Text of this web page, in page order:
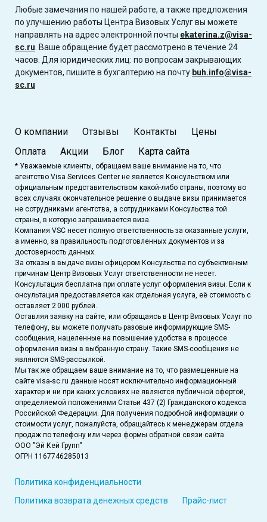
Любые замечания по нашей работе, а также предложения
по улучшению работы Центра Визовых Услуг вы можете
направлять на адрес электронной почты ekaterina.z@visa-
sc.ru . Ваше обращение будет рассмотрено в течение 24
часов. Для юридических лиц: по вопросам закрывающих
документов, пишите в бухгалтерию на почту buh.info@visa-
sc.ru
О компании Отзывы Контакты
Цены
Оплата
Акции Блог Карта сайта
* Уважаемые клиенты, обращаем ваше внимание на то, что
агентство Visa Services Center не является Консульством или
официальным представительством какой-либо страны, поэтому во
всех случаях окончательное решение о выдаче визы принимается
не сотрудниками агентства, а сотрудниками Консульства той
страны, в которую запрашивается виза.
Компания VSC несет полную ответственность за оказанные услуги,
а именно, за правильность подготовленных документов и за
достоверность данных.
За отказы в выдаче визы офицером Консульства по субъективным
причинам Центр Визовых Услуг ответственности не несет.
Консультация бесплатна при оплате услуг оформления визы. Если к
онсультация предоставляется как отдельная услуга, её стоимость с
оставляет 2 000 рублей.
Оставляя заявку на сайте, или обращаясь в Центр Визовых Услуг по
телефону, вы можете получать разовые информирующие SMS-
сообщения, нацеленные на повышение удобства в процессе
оформления визы в выбранную страну. Такие SMS-сообщения не
являются SMS-рассылкой.
Мы так же обращаем ваше внимание на то, что размещенные на
сайте visa-sc.ru данные носят исключительно информационный
характер и ни при каких условиях не являются публичной офертой,
определяемой положениями Статьи 437 (2) Гражданского кодекса
Российской Федерации. Для получения подробной информации о
стоимости услуг, пожалуйста, обращайтесь к менеджерам отдела
продаж по телефону или через формы обратной связи сайта
ООО "Эй Кей Групп"
ОГРН 1167746285013
Политика конфиденциальности
Политика возврата денежных средств
Прайс-лист